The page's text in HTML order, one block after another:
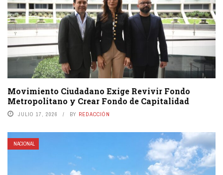
Movimiento Ciudadano Exige Revivir Fondo
Metropolitano y Crear Fondo de Capitalidad
JULIO 17, 2026 BY REDACCIÓN
NACIONAL